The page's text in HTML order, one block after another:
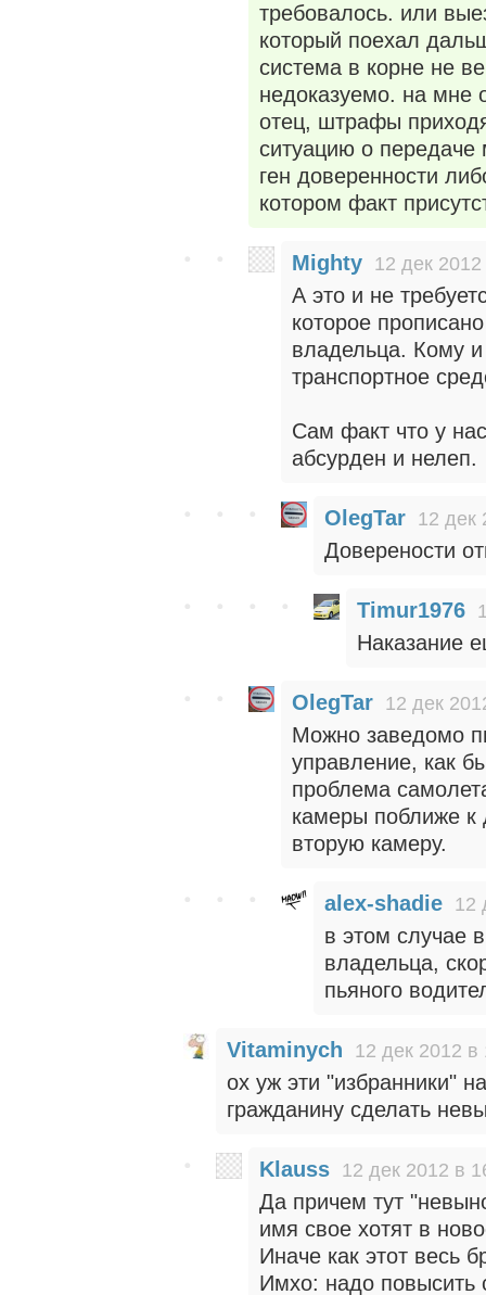
требовалось. или
который поехал
система в корне не
недоказуемо. на
отец, штрафы
ситуацию о
ген доверенности
котором факт
Mighty 12 дек
А это и не
которое
владельца. Кому
транспортное
Сам факт что у
абсурден и нелеп.
OlegTar 12 дек
Доверености
Timur1976
Наказание
OlegTar 12 дек
Можно заведомо
управление, как
проблема
камеры поближе к
вторую камеру.
alex-shadie 12
в этом случае
владельца,
пьяного
Vitaminych 12 дек 2012 в
ох уж эти "избранники"
гражданину сделать
Klauss 12 дек 2012 в
Да причем тут
имя свое хотят в
Иначе как этот весь
Имхо: надо повысить